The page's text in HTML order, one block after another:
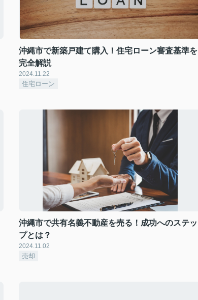
沖縄市で新築戸建て購入！住宅ローン審査基準を
完全解説
2024.11.22
住宅ローン
沖縄市で共有名義不動産を売る！成功へのステッ
プとは？
2024.11.02
売却